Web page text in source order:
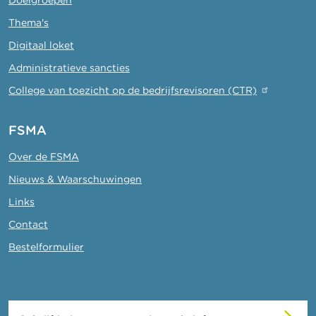
Thema's
Digitaal loket
Administratieve sancties
College van toezicht op de bedrijfsrevisoren (CTR)
FSMA
Over de FSMA
Nieuws & Waarschuwingen
Links
Contact
Bestelformulier